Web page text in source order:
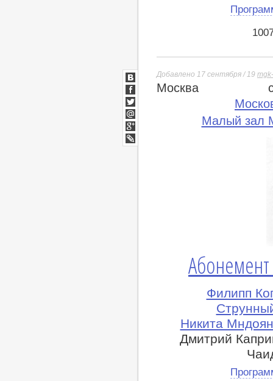
Добавлено 17 сентября / 19
Москва
Малый зал
Филипп
Никита
Дмитрий
ВКонтакте
Facebook
Twitter
Мой
Мир
Google+
lj